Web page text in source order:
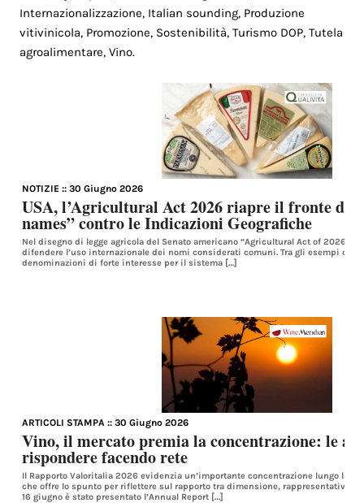
Internazionalizzazione, Italian sounding, Produzione
vitivinicola, Promozione, Sostenibilità, Turismo DOP, Tutela
agroalimentare, Vino.
NOTIZIE :: 30 Giugno 2026
USA, l’Agricultural Act 2026 riapre il fronte dei
names” contro le Indicazioni Geografiche
Nel disegno di legge agricola del Senato americano “Agricultural Act of 2026”
difendere l’uso internazionale dei nomi considerati comuni. Tra gli esempi
denominazioni di forte interesse per il sistema […]
ARTICOLI STAMPA :: 30 Giugno 2026
Vino, il mercato premia la concentrazione: le
rispondere facendo rete
Il Rapporto Valoritalia 2026 evidenzia un’importante concentrazione lungo la
che offre lo spunto per riflettere sul rapporto tra dimensione, rappresentatività
16 giugno è stato presentato l’Annual Report […]